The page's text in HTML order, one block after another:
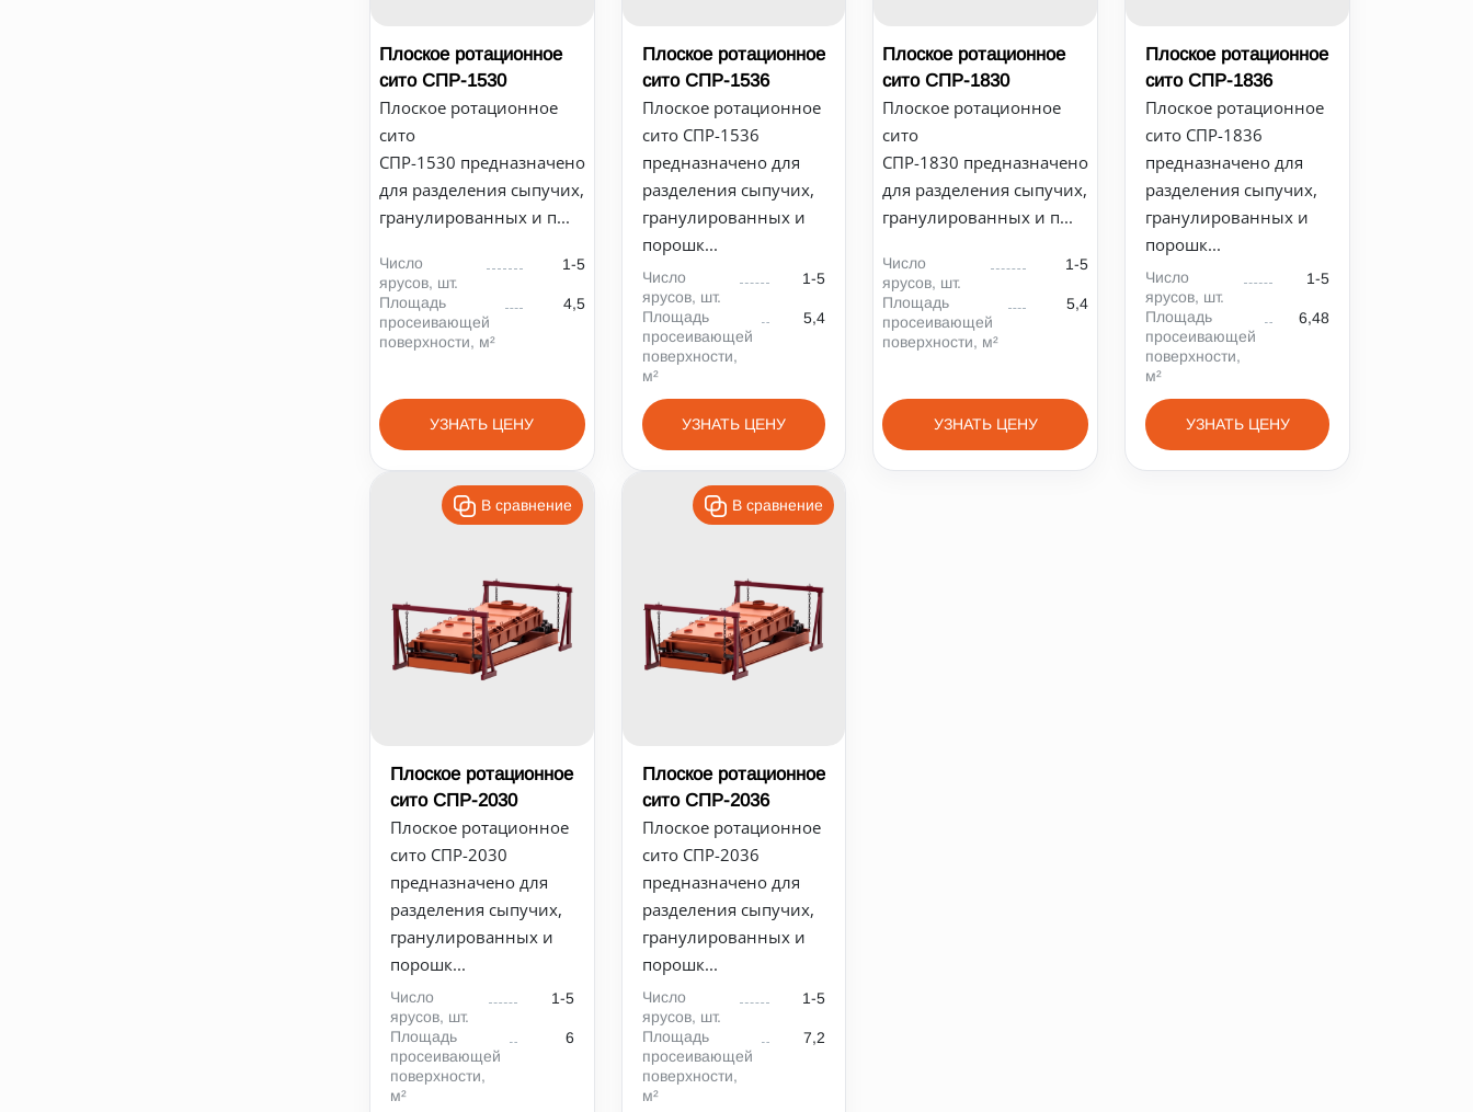
Плоское ротационное
сито СПР-1530
Плоское ротационное
сито
СПР-1530 предназначено
для разделения сыпучих,
гранулированных и п...
Число
ярусов, шт.
1-5
Площадь
просеивающей
поверхности, м²
4,5
УЗНАТЬ ЦЕНУ
Плоское ротационное
сито СПР-1536
Плоское ротационное
сито СПР-1536
предназначено для
разделения сыпучих,
гранулированных и
порошк...
Число
ярусов, шт.
1-5
Площадь
просеивающей
поверхности,
м²
5,4
УЗНАТЬ ЦЕНУ
Плоское ротационное
сито СПР-1830
Плоское ротационное
сито
СПР-1830 предназначено
для разделения сыпучих,
гранулированных и п...
Число
ярусов, шт.
1-5
Площадь
просеивающей
поверхности, м²
5,4
УЗНАТЬ ЦЕНУ
Плоское ротационное
сито СПР-1836
Плоское ротационное
сито СПР-1836
предназначено для
разделения сыпучих,
гранулированных и
порошк...
Число
ярусов, шт.
1-5
Площадь
просеивающей
поверхности,
м²
6,48
УЗНАТЬ ЦЕНУ
В сравнение
Плоское ротационное
сито СПР-2030
Плоское ротационное
сито СПР-2030
предназначено для
разделения сыпучих,
гранулированных и
порошк...
Число
ярусов, шт.
1-5
Площадь
просеивающей
поверхности,
м²
6
В сравнение
Плоское ротационное
сито СПР-2036
Плоское ротационное
сито СПР-2036
предназначено для
разделения сыпучих,
гранулированных и
порошк...
Число
ярусов, шт.
1-5
Площадь
просеивающей
поверхности,
м²
7,2